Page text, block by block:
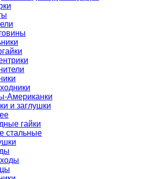
Американки
и заглушки
гайки
стальные